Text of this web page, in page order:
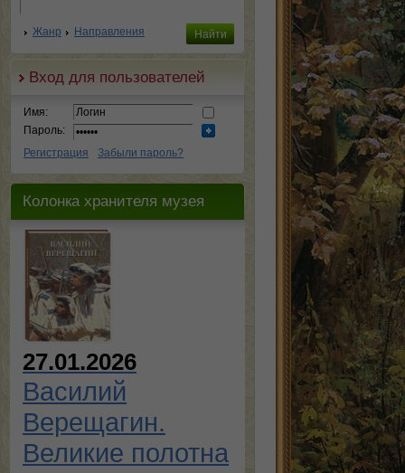
Жанр Направления
Вход для пользователей
Имя:
Пароль:
Регистрация
Забыли пароль?
Колонка хранителя музея
27.01.2026
Василий
Верещагин.
Великие полотна